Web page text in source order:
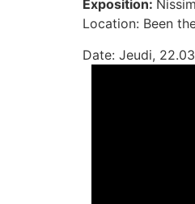
Exposition:
Location: Been
Date: Jeudi,